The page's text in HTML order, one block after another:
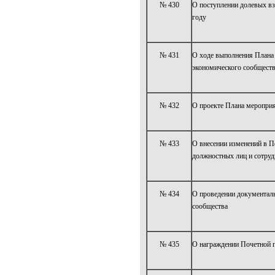
№ 430
О поступлении долевых
году
№ 431
О ходе выполнения Плана
экономического
№ 432 О проекте Плана
№ 433
О внесении изменений в
должностных лиц и
№ 434
О проведении
сообщества
№ 435 О награждении Почетной